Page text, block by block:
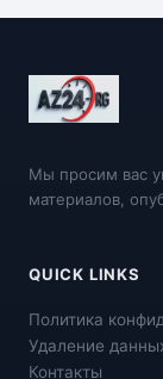
Мы просим вас
материалов,
QUICK LINKS
Политика
Удаление
Контакты